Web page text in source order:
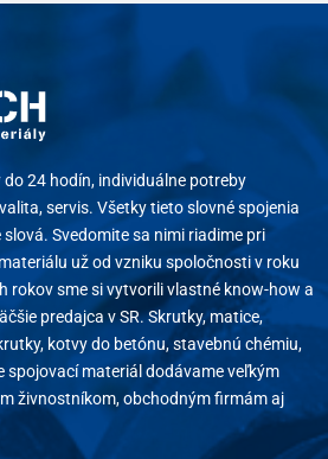
24 hodín, individuálne potreby
servis. Všetky tieto slovné spojenia
Svedomite sa nimi riadime pri
už od vzniku spoločnosti v roku
rokov sme si vytvorili vlastné know-how a
predajca v SR. Skrutky, matice,
kotvy do betónu, stavebnú chémiu,
spojovací materiál dodávame veľkým
živnostníkom, obchodným firmám aj